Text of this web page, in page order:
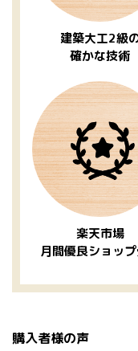
建築大工2級
確かな技術
楽天市場
月間優良ショッ
購入者様の声